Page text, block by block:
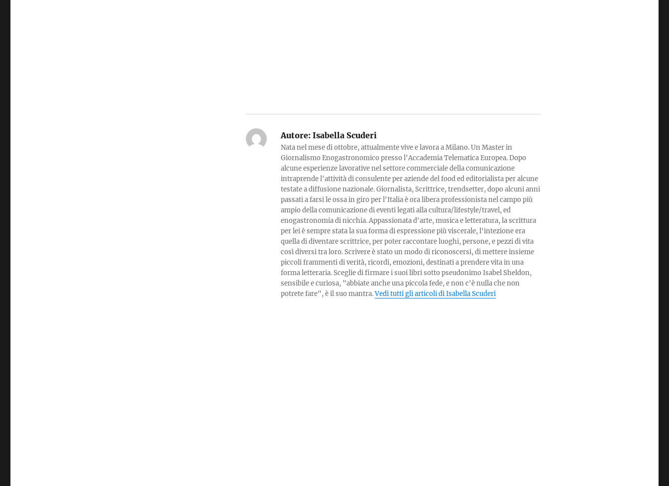
Autore: Isabella Scuderi
Nata nel mese di ottobre, attualmente vive e lavora a Milano. Un Master in
Giornalismo Enogastronomico presso l'Accademia Telematica Europea. Dopo
alcune esperienze lavorative nel settore commerciale della comunicazione
intraprende l'attività di consulente per aziende del food ed editorialista per alcune
testate a diffusione nazionale. Giornalista, Scrittrice, trendsetter, dopo alcuni anni
passati a farsi le ossa in giro per l'Italia è ora libera professionista nel campo più
ampio della comunicazione di eventi legati alla cultura/lifestyle/travel, ed
enogastronomia di nicchia. Appassionata d'arte, musica e letteratura, la scrittura
per lei è sempre stata la sua forma di espressione più viscerale, l'intezione era
quella di diventare scrittrice, per poter raccontare luoghi, persone, e pezzi di vita
così diversi tra loro. Scrivere è stato un modo di riconoscersi, di mettere insieme
piccoli frammenti di verità, ricordi, emozioni, destinati a prendere vita in una
forma letteraria. Sceglie di firmare i suoi libri sotto pseudonimo Isabel Sheldon,
sensibile e curiosa, "abbiate anche una piccola fede, e non c'è nulla che non
potrete fare", è il suo mantra.Vedi tutti gli articoli di Isabella Scuderi